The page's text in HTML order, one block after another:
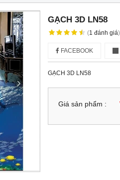
GẠCH 3D LN58
(1đánh giá)
FACEBOOK
GẠCH 3D LN58
Giá sản phẩm :